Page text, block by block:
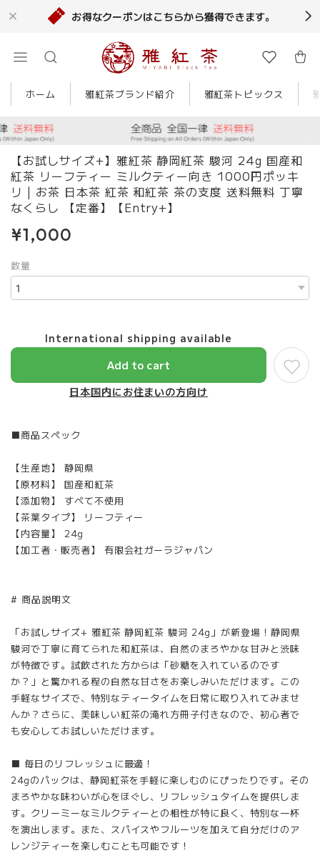
お得なクーポンはこちらから獲得できます。
ホーム 雅紅茶ブランド紹介 雅紅茶トピックス
【お試しサイズ+】雅紅茶 静岡紅茶 駿河 24g 国産和
紅茶 リーフティー ミルクティー向き 1000円ポッキ
リ | お茶 日本茶 紅茶 和紅茶 茶の支度 送料無料 丁寧
なくらし 【定番】【Entry+】
¥1,000
数量
International shipping available
Add to cart
日本国内にお住まいの方向け
■商品スペック
【生産地】 静岡県
【原材料】 国産和紅茶
【添加物】 すべて不使用
【茶葉タイプ】 リーフティー
【内容量】 24g
【加工者・販売者】 有限会社ガーラジャパン
# 商品説明文
「お試しサイズ+ 雅紅茶 静岡紅茶 駿河 24g」が新登場！静岡県
駿河で丁寧に育てられた和紅茶は、自然のまろやかな甘みと渋味
が特徴です。試飲された方からは「砂糖を入れているのです
か？」と驚かれる程の自然な甘さをお楽しみいただけます。この
手軽なサイズで、特別なティータイムを日常に取り入れてみませ
んか？さらに、美味しい紅茶の淹れ方冊子付きなので、初心者で
も安心してお試しいただけます。
■ 毎日のリフレッシュに最適！
24gのパックは、静岡紅茶を手軽に楽しむのにぴったりです。その
まろやかな味わいが心をほぐし、リフレッシュタイムを提供しま
す。クリーミーなミルクティーとの相性が特に良く、特別な一杯
を演出します。また、スパイスやフルーツを加えて自分だけのア
レンジティーを楽しむことも可能です！